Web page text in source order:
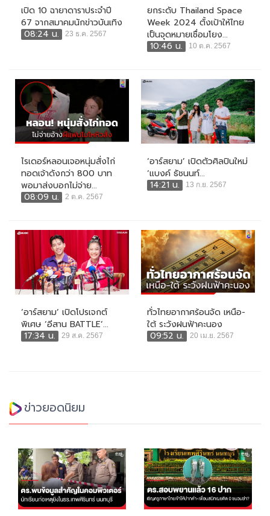
เปิด 10 ฉายาดาราประจำปี
67 จากสมาคมนักข่าวบันเทิง
08:24 น.
23 ธ.ค. 2567
ยกระดับ Thailand Space
Week 2024 ตั้งเป้าให้ไทย
เป็นจุดหมายเชื่อมโยง...
10:46 น.
10 ต.ค. 2567
ไรเดอร์หลอนเจอหนุ่มสั่งไก่
ทอดเจ้าดังกว่า 800 บาท
พอมาส่งบอกไม่จ่าย...
08:09 น.
2 ต.ค. 2567
‘อาร์สยาม’ เปิดตัวศิลปินใหม่
‘แบงค์ ธัชนนท์...
14:21 น.
13 ก.ย. 2567
‘อาร์สยาม’ เปิดโปรเจกต์
พิเศษ ‘อีสาน BATTLE’...
17:34 น.
29 ส.ค. 2567
ทั่วไทยอากาศร้อนจัด เหนือ-
ใต้ ระวังฝนฟ้าคะนอง
09:52 น.
20 เม.ย. 2567
ข่าวยอดนิยม